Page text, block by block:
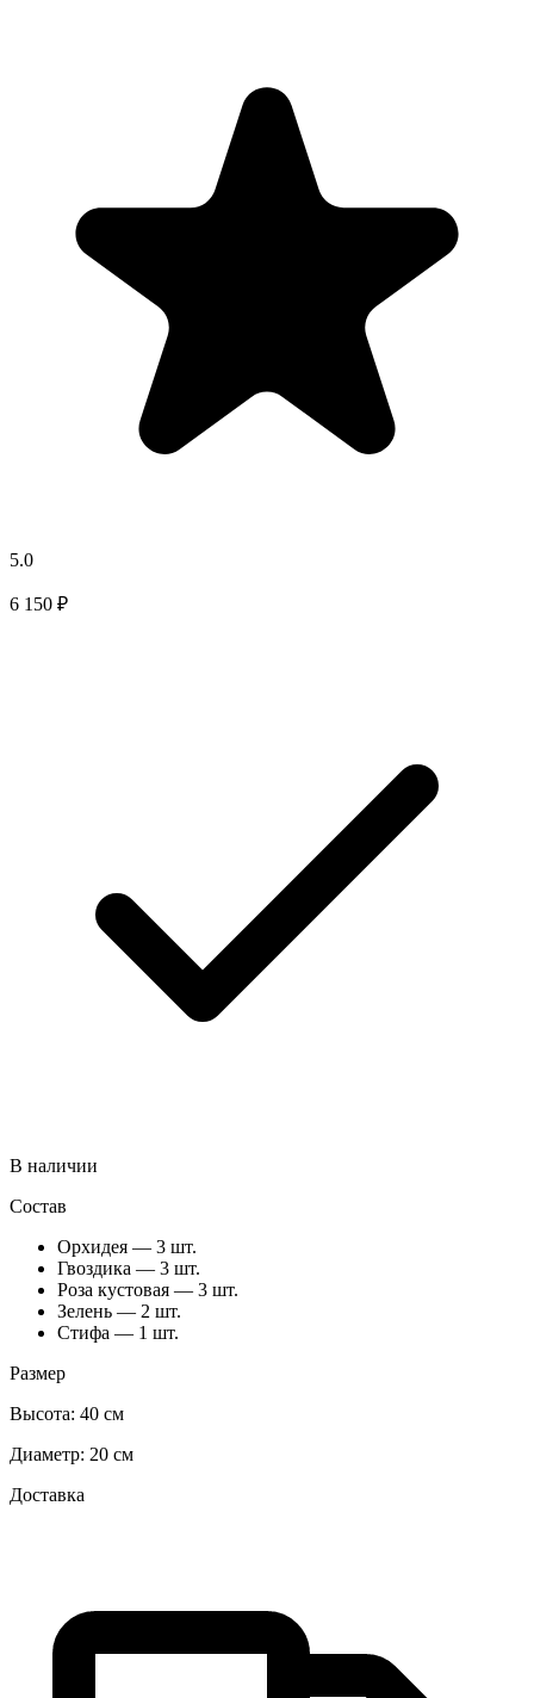
5.0
6 150 ₽
В наличии
Состав
Орхидея — 3 шт.
Гвоздика — 3 шт.
Роза кустовая — 3 шт.
Зелень — 2 шт.
Стифа — 1 шт.
Размер
Высота: 40 см
Диаметр: 20 см
Доставка